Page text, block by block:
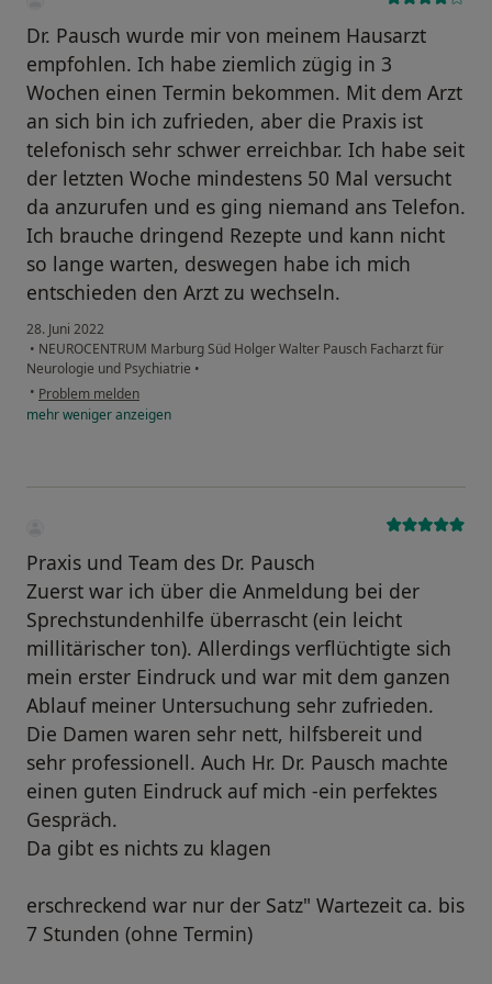
Dr. Pausch wurde mir von meinem Hausarzt
empfohlen. Ich habe ziemlich zügig in 3
Wochen einen Termin bekommen. Mit dem Arzt
an sich bin ich zufrieden, aber die Praxis ist
telefonisch sehr schwer erreichbar. Ich habe seit
der letzten Woche mindestens 50 Mal versucht
da anzurufen und es ging niemand ans Telefon.
Ich brauche dringend Rezepte und kann nicht
so lange warten, deswegen habe ich mich
entschieden den Arzt zu wechseln.
28. Juni 2022
• NEUROCENTRUM Marburg Süd Holger Walter Pausch Facharzt für
Neurologie und Psychiatrie •
• Problem melden
mehrwenigeranzeigen
Praxis und Team des Dr. Pausch
Zuerst war ich über die Anmeldung bei der
Sprechstundenhilfe überrascht (ein leicht
millitärischer ton). Allerdings verflüchtigte sich
mein erster Eindruck und war mit dem ganzen
Ablauf meiner Untersuchung sehr zufrieden.
Die Damen waren sehr nett, hilfsbereit und
sehr professionell. Auch Hr. Dr. Pausch machte
einen guten Eindruck auf mich -ein perfektes
Gespräch.
Da gibt es nichts zu klagen
erschreckend war nur der Satz" Wartezeit ca. bis
7 Stunden (ohne Termin)